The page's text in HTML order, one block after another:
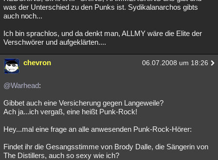
was der Unterschied zu den Punks ist. Sydikalanarchos gibts
auch noch...
Ich bin sprachlos, und da denkt man, ALLMY wäre die Elite der
Verschwörer und aufgeklärten....
chevron 06.07.2008 um 18:26
@Warhead:
Gibbet auch eine Versicherung gegen Langeweile?
Ach ja...ich vergaß, eine heißt Punk-Rock!
Hey...mal eine frage an alle anwesenden Punk-Rock-Hörer:
Findet ihr die Gesangsstimme von Brody Dalle, die Sängerin von
The Distillers, auch so sexy wie ich?